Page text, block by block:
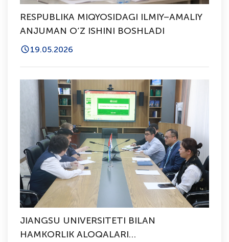
RESPUBLIKA MIQYOSIDAGI ILMIY–AMALIY
ANJUMAN O‘Z ISHINI BOSHLADI
19.05.2026
JIANGSU UNIVERSITETI BILAN
HAMKORLIK ALOQALARI